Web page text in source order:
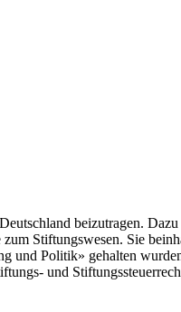
beizutragen.
Stiftungswesen. Sie
und Politik» gehalten
und